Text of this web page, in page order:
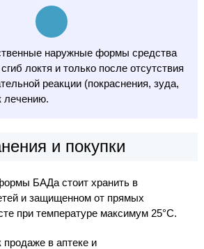
наружные формы средства
локтя и только после отсутствия
реакции (покраснения, зуда,
лечению.
и покупки
БАДа стоит хранить в
и защищенном от прямых
при температуре максимум 25°C.
в аптеке и